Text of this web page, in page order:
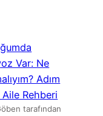
Var: Ne
Adım
Aile Rehberi
tarafından